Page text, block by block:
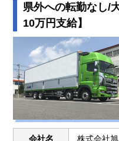
県外への転勤なし/
10万円支給】
会社名 株式会社旭